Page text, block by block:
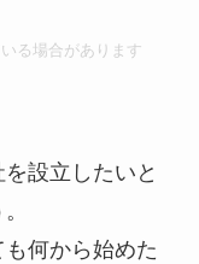
る場合があります
設立したいと
何から始めた